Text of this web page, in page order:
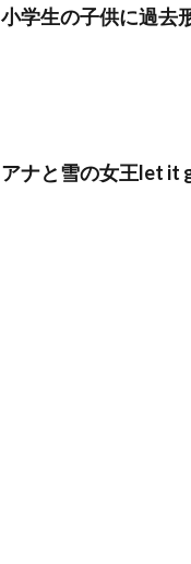
小学生の子供に過去
アナと雪の女王let it